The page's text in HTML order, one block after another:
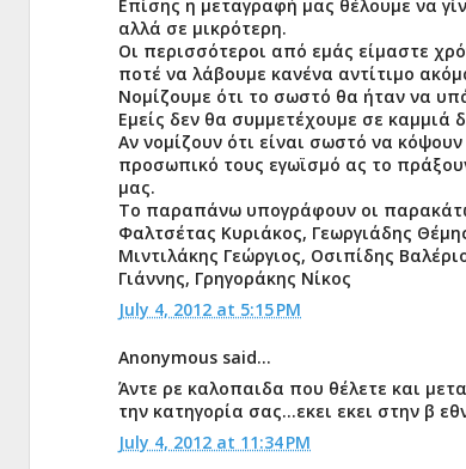
Επίσης η μεταγραφή μας θέλουμε να
αλλά σε μικρότερη.
Οι περισσότεροι από εμάς είμαστε
ποτέ να λάβουμε κανένα αντίτιμο
Νομίζουμε ότι το σωστό θα ήταν να
Εμείς δεν θα συμμετέχουμε σε
Αν νομίζουν ότι είναι σωστό να
προσωπικό τους εγωϊσμό ας το
μας.
Το παραπάνω υπογράφουν οι
Φαλτσέτας Κυριάκος, Γεωργιάδης
Μιντιλάκης Γεώργιος, Οσιπίδης
Γιάννης, Γρηγοράκης Νίκος
July 4, 2012 at 5:15 PM
Anonymous said...
Άντε ρε καλοπαιδα που θέλετε και
την κατηγορία σας...εκει εκει στην β
July 4, 2012 at 11:34 PM